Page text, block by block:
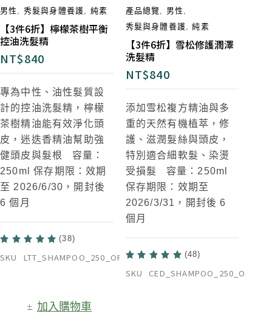
男性 , 秀髮與身體養護, 純素
【3件6折】檸檬茶樹平衡
控油洗髮精
NT$840
專為中性、油性髮質設
計的控油洗髮精，檸檬
茶樹精油能有效淨化頭
皮，迷迭香精油幫助強
健頭皮與髮根 容量：
250ml 保存期限：效期
至 2026/6/30，開封後
6 個月
(38)
SKU LTT_SHAMPOO_250_ORG
產品總覽, 男性 ,
秀髮與身體養護,純素
【3件6折】雪松修護潤澤
洗髮精
NT$840
添加雪松複方精油與多
重的天然有機植萃，修
護、滋潤髮絲與頭皮，
特別適合細軟髮、染燙
受損髮 容量：250ml
保存期限：效期至
2026/3/31，開封後 6
個月
(48)
SKU CED_SHAMPOO_250_ORG
加入購物車